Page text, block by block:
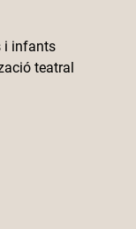
i infants
teatral